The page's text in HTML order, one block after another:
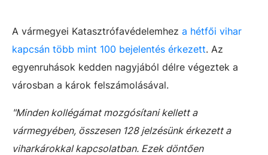
A vármegyei Katasztrófavédelemhez a hétfői vihar
kapcsán több mint 100 bejelentés érkezett. Az
egyenruhások kedden nagyjából délre végeztek a
városban a károk felszámolásával.
"Minden kollégámat mozgósítani kellett a
vármegyében, összesen 128 jelzésünk érkezett a
viharkárokkal kapcsolatban. Ezek döntően